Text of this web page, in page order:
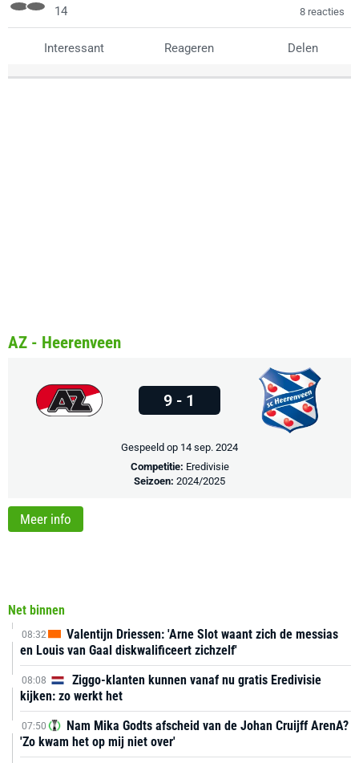
14 8 reacties
Interessant Reageren Delen
Net binnen
08:32
Valentijn Driessen: 'Arne Slot waant zich de messias
en Louis van Gaal diskwalificeert zichzelf'
08:08
Ziggo-klanten kunnen vanaf nu gratis Eredivisie
kijken: zo werkt het
07:50
Nam Mika Godts afscheid van de Johan Cruijff ArenA?
'Zo kwam het op mij niet over'
AZ - Heerenveen
9 - 1
Gespeeld op 14 sep. 2024
Competitie: Eredivisie
Seizoen: 2024/2025
Meer info